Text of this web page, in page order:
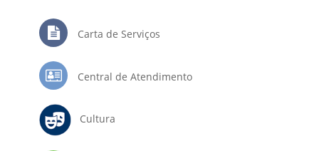
Carta de Serviços
Central de Atendimento
Cultura